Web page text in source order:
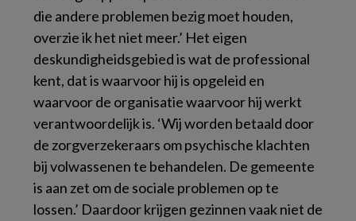
die andere problemen bezig moet houden,
overzie ik het niet meer.’ Het eigen
deskundigheidsgebied is wat de professional
kent, dat is waarvoor hij is opgeleid en
waarvoor de organisatie waarvoor hij werkt
verantwoordelijk is. ‘Wij worden betaald door
de zorgverzekeraars om psychische klachten
bij volwassenen te behandelen. De gemeente
is aan zet om de sociale problemen op te
lossen.’ Daardoor krijgen gezinnen vaak niet de